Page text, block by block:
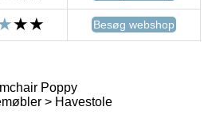
Besøg webshop
Poppy
> Havestole